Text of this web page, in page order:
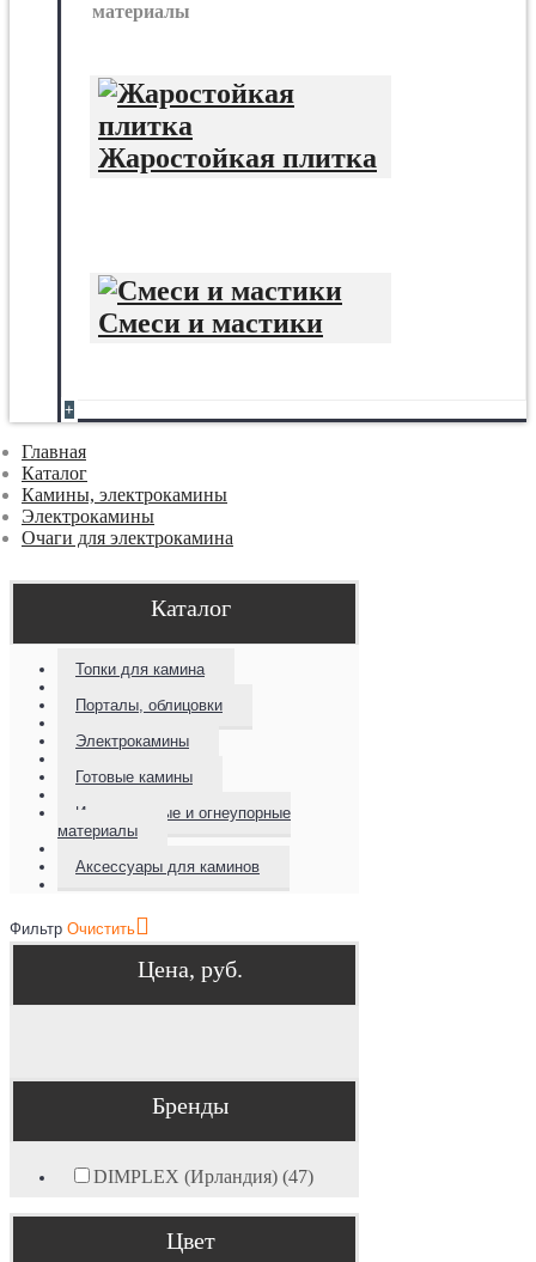
материалы
Жаростойкая плитка
Смеси и мастики
+
Главная
Каталог
Камины, электрокамины
Электрокамины
Очаги для электрокамина
Каталог
Топки для камина
Порталы, облицовки
Электрокамины
Готовые камины
Изоляционные и огнеупорные
материалы
Аксессуары для каминов
Фильтр Очистить
Цена, руб.
Бренды
DIMPLEX (Ирландия) (47)
Цвет